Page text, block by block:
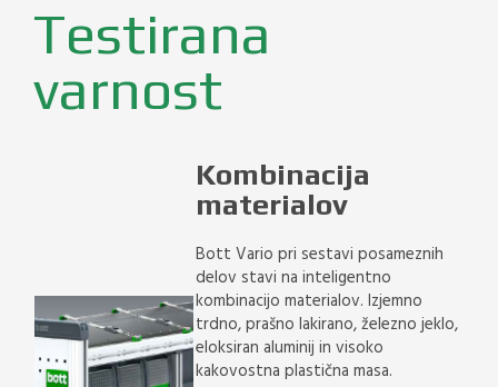
Testirana
varnost
Kombinacija
materialov
Bott Vario pri sestavi posameznih
delov stavi na inteligentno
kombinacijo materialov. Izjemno
trdno, prašno lakirano, železno jeklo,
eloksiran aluminij in visoko
kakovostna plastična masa.